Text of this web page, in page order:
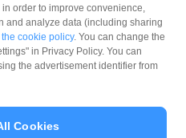
え方
order to improve convenience,
and analyze data (including sharing
the cookie policy. You can change the
in Privacy Policy. You can
the advertisement identifier from
Cookies